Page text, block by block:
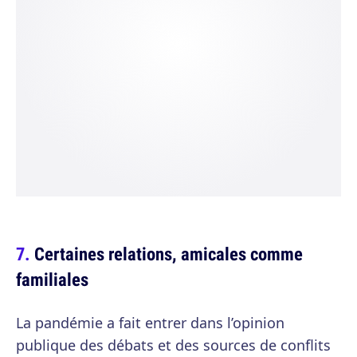
Certaines relations, amicales comme
familiales
La pandémie a fait entrer dans l’opinion
publique des débats et des sources de conflits